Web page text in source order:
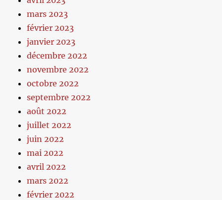
mars 2023
février 2023
janvier 2023
décembre 2022
novembre 2022
octobre 2022
septembre 2022
août 2022
juillet 2022
juin 2022
mai 2022
avril 2022
mars 2022
février 2022